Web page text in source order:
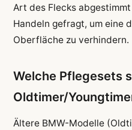
Art des Flecks
Handeln gefragt, um eine
Oberfläche zu verhindern.
Welche Pflegesets
Oldtimer/
Ältere BMW-Modelle